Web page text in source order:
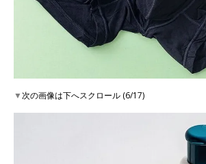
▼次の画像は下へスクロール (6/17)